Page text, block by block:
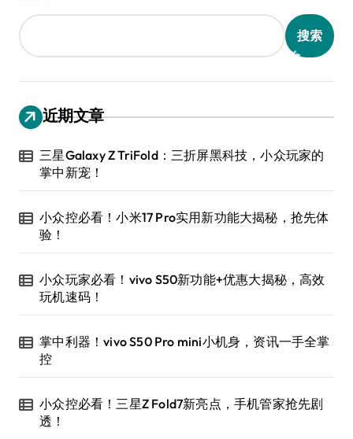
搜索
近期文章
三星Galaxy Z TriFold：三折屏黑科技，小众玩家的
掌中新宠！
小众控必看！小米17 Pro实用新功能大揭秘，抢先体
验！
小众玩家必看！vivo S50新功能+优惠大揭秘，高效
玩机速码！
掌中利器！vivo S50 Pro mini小机身，资讯一手全掌
控
小众控必看！三星Z Fold7新亮点，手机管家抢先剧
透！